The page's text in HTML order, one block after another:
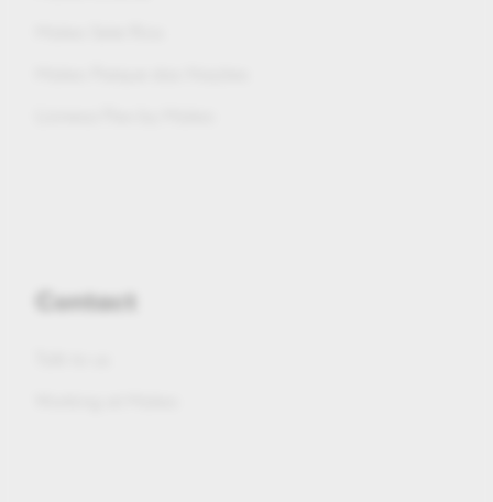
Contact